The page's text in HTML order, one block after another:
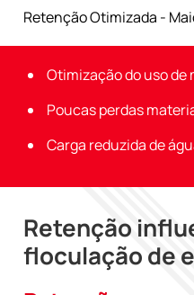
Retenção Otimizada -
Otimização do uso
Poucas perdas
Carga reduzida de
Retenção
floculação de